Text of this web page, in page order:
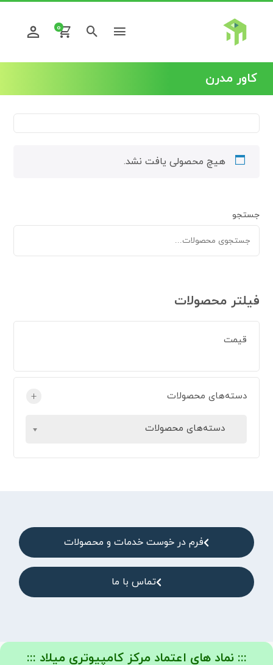
0
کاور مدرن
هیچ محصولی یافت نشد.
جستجو
فیلتر محصولات
قیمت
دسته‌های محصولات +
دسته‌های محصولات
فرم در خوست خدمات و محصولات
تماس با ما
::: نماد های اعتماد مرکز کامپیوتری میلاد :::